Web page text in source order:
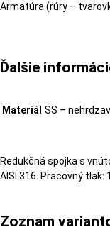
Armatúra (rúry –
Ďalšie
Materiál SS –
Redukčná spojka s
AISI 316. Pracovný
Zoznam